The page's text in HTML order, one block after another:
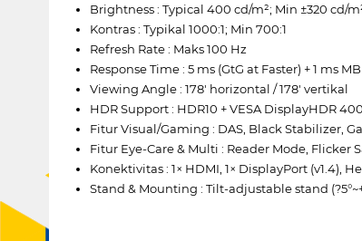
Brightness : Typical 400 cd/m²; Min ±320 cd/
Kontras : Typikal 1000:1; Min 700:1
Refresh Rate : Maks 100 Hz
Response Time : 5 ms (GtG at Faster) + 1 ms
Viewing Angle : 178' horizontal / 178' vertikal
HDR Support : HDR10 + VESA DisplayHDR 400
Fitur Visual/Gaming : DAS, Black Stabilizer,
Fitur Eye-Care & Multi : Reader Mode, Flicker
Konektivitas : 1× HDMI, 1× DisplayPort (v1.4),
Stand & Mounting : Tilt-adjustable stand